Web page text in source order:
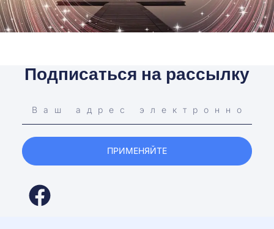
Подписаться на рассылку
ПРИМЕНЯЙТЕ